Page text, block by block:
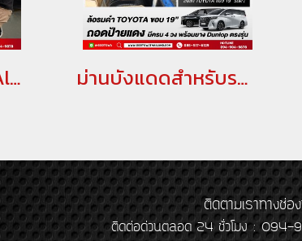
ยางอะไหล่ สำหรับ Alphard / Vellfire 40 ม่านบังแดดสำหรับรถยนต์ ที่บังแดดอัลพาร์ด ม่านบังแดดอัลพาร์ด ม่านอัลพาร์ด เวลไฟร์ อลูมิเนียมบังแดด กันแดดอัลพาร์ด เวลไฟร์ ม่านกันยูวี ALPHARD/VELLFIRE(copy)(copy)(copy)(copy)(copy)
ติดตามเราทางช่อ
ติดต่อด่วนตลอด 24 ชั่วโมง :